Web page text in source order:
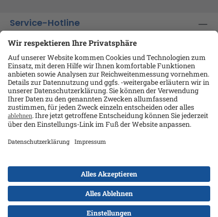
Service-Hotline
Shop-Service
Informationen
Ansprechpartner
Kontakt
Alle Preise exkl. gesetzl. Mehrwertsteuer zzgl.
Versandkostenund ggf. Nachnahmegebühren, wenn
nicht anders angegeben.